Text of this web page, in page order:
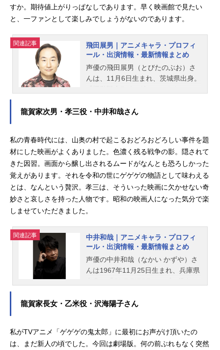
すか。期待値上がりっぱなしであります。早く映画館で見たい
と、一ファンとして楽しみでしょうがないのであります。
関連記事
飛田展男｜アニメキャラ・プロフィ
ール・出演情報・最新情報まとめ
声優の飛田展男（とびたのぶお）さ
んは、11月6日生まれ、茨城県出身。
ゃん』の丸尾末男役など、人気作品
ロフィールと関連記事を紹介しま
す。
龍賀家次男・孝三役・中井和哉さん
私の青春時代には、山奥の村で起こるおどろおどろしい事件を題
材にした映画がよくありました。色濃く残る戦争の影。隠されて
きた因習。画面から醸し出されるムードがなんとも恐ろしかった
覚えがあります。それを令和の世にゲゲゲの物語として味わえる
とは、なんという贅沢。孝三は、そういった映画に欠かせない奇
妙さと哀しさを持った人物です。昭和の映画人になった気分で楽
しませていただきました。
関連記事
中井和哉｜アニメキャラ・プロフィ
ール・出演情報・最新情報まとめ
声優の中井和哉（なかい かずや）さ
んは1967年11月25日生まれ、兵庫県
ど、人気作品のキャラクターを多く
龍賀家長女・乙米役・沢海陽子さん
私がTVアニメ「ゲゲゲの鬼太郎」に最初にお声がけ頂いたの
は、まだ新人の頃でした。今回は劇場版。何の前ぶれもなく突然